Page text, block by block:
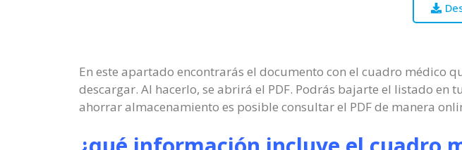
En este apartado encontrarás el documento con el cuadro médico
descargar. Al hacerlo, se abrirá el PDF. Podrás bajarte el listado
ahorrar almacenamiento es posible consultar el PDF de manera